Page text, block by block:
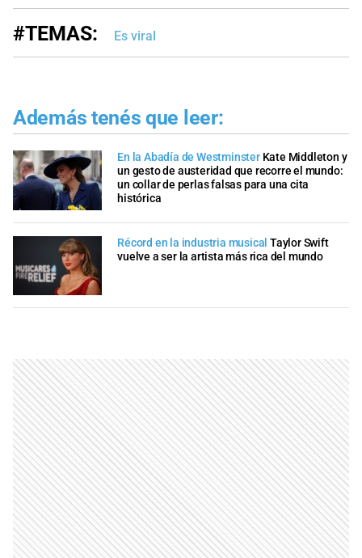
#TEMAS: Es viral
Además tenés que leer:
En la Abadía de Westminster Kate Middleton y
un gesto de austeridad que recorre el mundo:
un collar de perlas falsas para una cita
histórica
Récord en la industria musical Taylor Swift
vuelve a ser la artista más rica del mundo